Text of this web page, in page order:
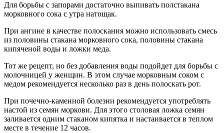
Для борьбы с запорами достаточно выпивать полстакана
морковного сока с утра натощак.
При ангине в качестве полоскания можно использовать смесь
из половины стакана морковного сока, половины стакана
кипяченой воды и ложки меда.
Тот же рецепт, но без добавления воды подойдет для борьбы с
молочницей у женщин. В этом случае морковным соком с
медом рекомендуется несколько раз в день полоскать рот.
При почечно-каменной болезни рекомендуется употреблять
настой из семян моркови. Для этого столовая ложка семян
заливается одним стаканом кипятка и настаивается в теплом
месте в течение 12 часов.